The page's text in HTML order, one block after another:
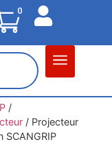
0
/
/ Projecteur
SCANGRIP